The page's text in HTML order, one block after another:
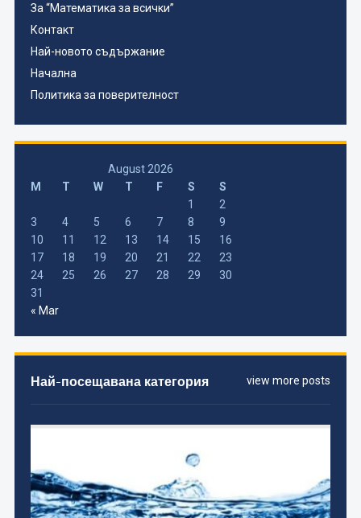
За “Математика за всички”
Контакт
Най-новото съдържание
Начална
Политика за поверителност
August 2026
M
T W T F S
S
1
2
3
4 5 6 7 8
9
10
11 12 13 14 15
16
17
18 19 20 21 22
23
24
25 26 27 28 29
30
31
« Mar
view more posts
Най-посещавана категория